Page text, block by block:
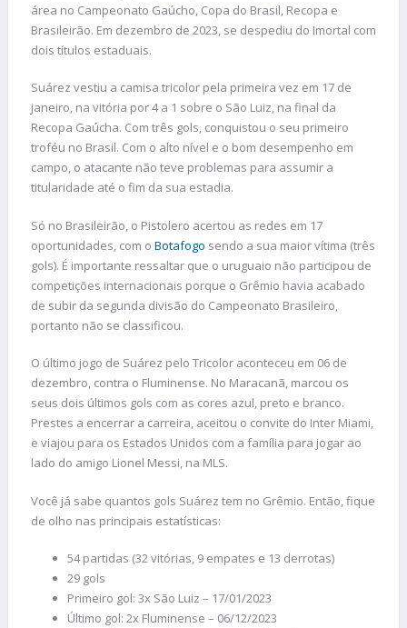
área no Campeonato Gaúcho, Copa do Brasil, Recopa e
Brasileirão. Em dezembro de 2023, se despediu do Imortal com
dois títulos estaduais.
Suárez vestiu a camisa tricolor pela primeira vez em 17 de
janeiro, na vitória por 4 a 1 sobre o São Luiz, na final da
Recopa Gaúcha. Com três gols, conquistou o seu primeiro
troféu no Brasil. Com o alto nível e o bom desempenho em
campo, o atacante não teve problemas para assumir a
titularidade até o fim da sua estadia.
Só no Brasileirão, o Pistolero acertou as redes em 17
oportunidades, com o Botafogo sendo a sua maior vítima (três
gols). É importante ressaltar que o uruguaio não participou de
competições internacionais porque o Grêmio havia acabado
de subir da segunda divisão do Campeonato Brasileiro,
portanto não se classificou.
O último jogo de Suárez pelo Tricolor aconteceu em 06 de
dezembro, contra o Fluminense. No Maracanã, marcou os
seus dois últimos gols com as cores azul, preto e branco.
Prestes a encerrar a carreira, aceitou o convite do Inter Miami,
e viajou para os Estados Unidos com a família para jogar ao
lado do amigo Lionel Messi, na MLS.
Você já sabe quantos gols Suárez tem no Grêmio. Então, fique
de olho nas principais estatísticas:
54 partidas (32 vitórias, 9 empates e 13 derrotas)
29 gols
Primeiro gol: 3x São Luiz – 17/01/2023
Último gol: 2x Fluminense – 06/12/2023